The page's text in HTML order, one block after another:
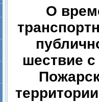
О
шествие